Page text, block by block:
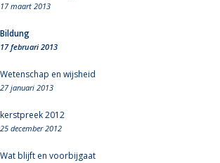
17 maart 2013
Bildung
17 februari 2013
Wetenschap en wijsheid
27 januari 2013
kerstpreek 2012
25 december 2012
Wat blijft en voorbijgaat